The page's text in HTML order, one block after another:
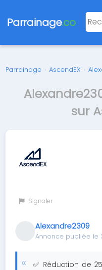
Parrainage.co
Parrainage › AscendEX ›
sur
Signaler
Alexandre2309
Annonce publiée le
✅ Réduction de